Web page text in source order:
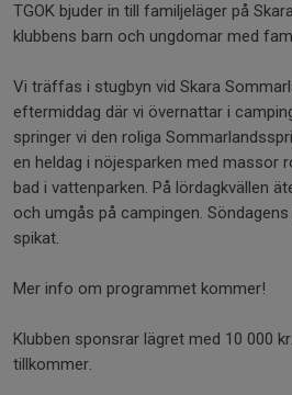
TGOK bjuder in till familjeläger på
klubbens barn och ungdomar med
Vi träffas i stugbyn vid Skara
eftermiddag där vi övernattar i
springer vi den roliga
en heldag i nöjesparken med massor
bad i vattenparken. På lördagkvällen
och umgås på campingen.
spikat.
Mer info om programmet kommer!
Klubben sponsrar lägret med 10 000
tillkommer.